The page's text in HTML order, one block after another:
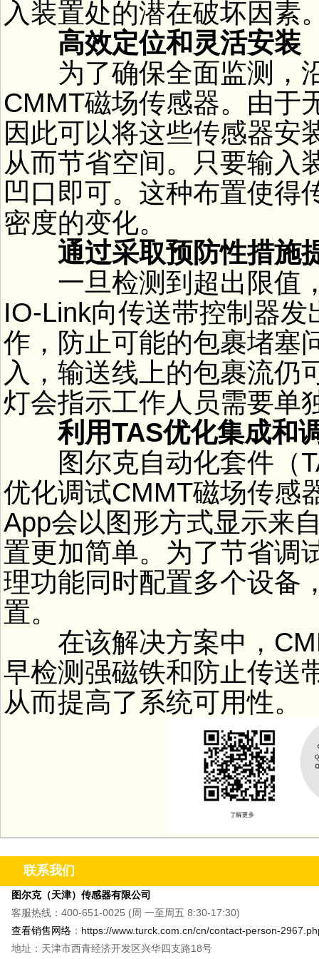
入装置处的潜在破坏因素
高效定位和灵活安装
为了确保全面监测，
CMMT磁场传感器。由于
因此可以将这些传感器安
从而节省空间。只要输入
凹口即可。这种布置使得
密度的变化。
通过采取预防性措施
一旦检测到超出限值
IO-Link向传送带控制器
作，防止可能的包裹堵塞
入，输送线上的包裹流仍
灯会指示工作人员需要单
利用TAS优化集成和
图尔克自动化套件（
优化调试CMMT磁场传感
App会以图形方式显示来
置更加简单。为了节省调
理功能同时配置多个设备
置。
在该解决方案中，
早检测强磁铁和防止传送
从而提高了系统可用性。
联系我们
图尔克（天津）传感器有限公司
客服热线：400-651-0025 (周 一至周五 8:30-17:30)
查看销售网络 ： https://www.turck.com.cn/cn/contact-person-
地址：天津市西青经济开发区兴华四支路18号